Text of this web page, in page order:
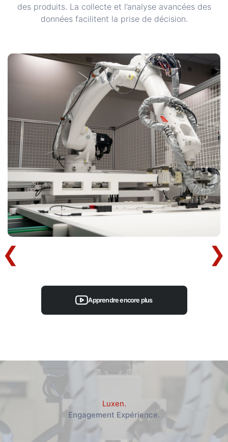
des produits. La collecte et l’analyse avancées des
données facilitent la prise de décision.
Apprendre encore plus
Luxen.
Engagement Expérience.